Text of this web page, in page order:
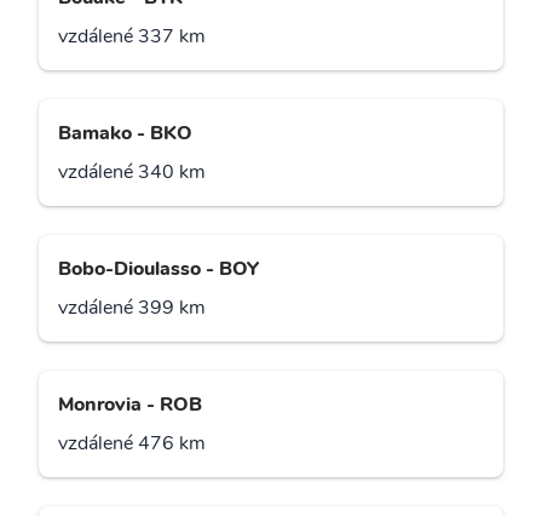
vzdálené 337 km
Bamako - BKO
vzdálené 340 km
Bobo-Dioulasso - BOY
vzdálené 399 km
Monrovia - ROB
vzdálené 476 km